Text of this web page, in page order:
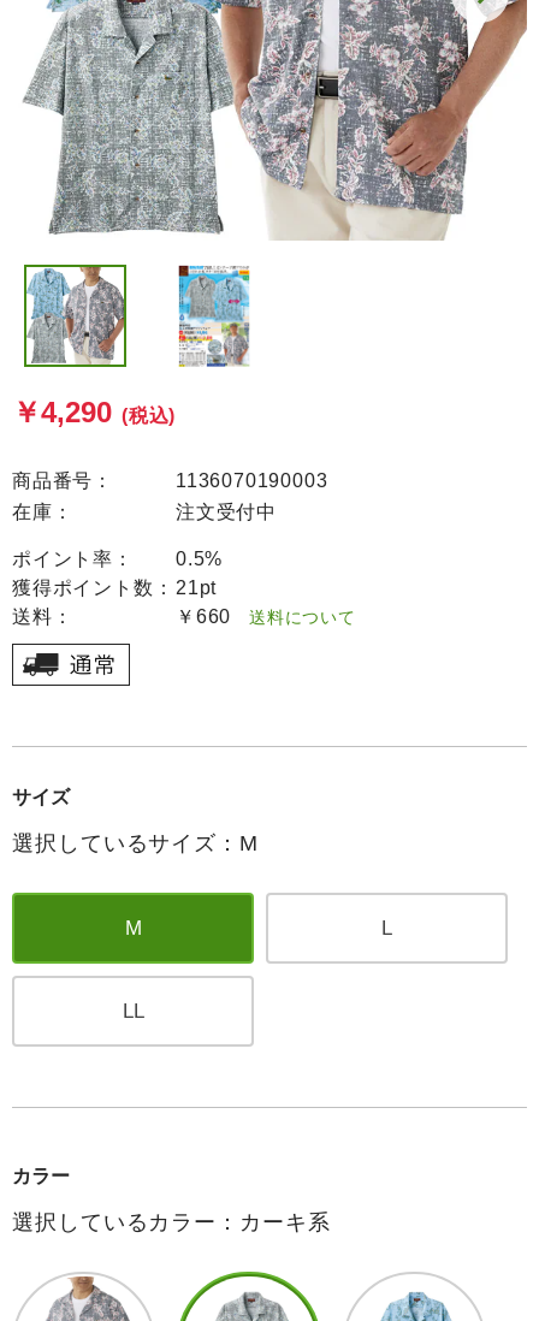
￥4,290 (税込)
商品番号：
1136070190003
在庫：
注文受付中
ポイント率：
0.5%
獲得ポイント数： 21pt
送料：
￥660 送料について
サイズ
選択しているサイズ：M
M L
LL
カラー
選択しているカラー：カーキ系